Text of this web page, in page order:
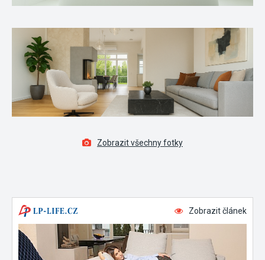
Zobrazit všechny fotky
Zobrazit článek